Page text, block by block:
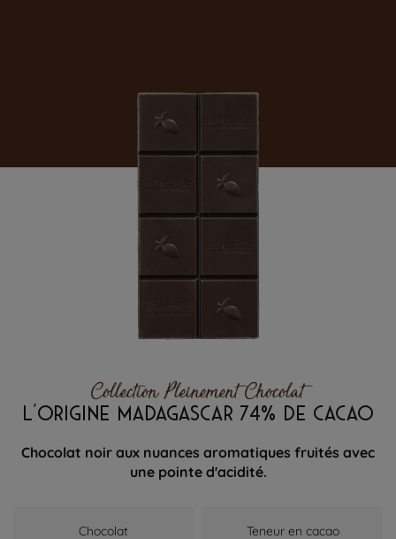
Collection Pleinement Chocolat
L'ORIGINE MADAGASCAR 74% DE CACAO
Chocolat noir aux nuances aromatiques fruités avec
une pointe d'acidité.
Chocolat Teneur en cacao